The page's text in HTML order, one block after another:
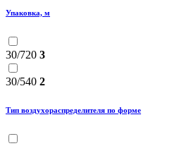
Упаковка, м
30/720 3
30/540 2
Тип воздухораспределителя по форме